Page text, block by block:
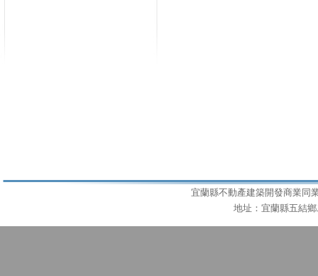
宜蘭縣不動產建築開發商業同
地址：宜蘭縣五結